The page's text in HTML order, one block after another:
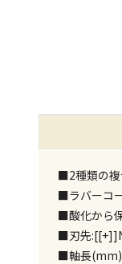
■2種類の複
■ラバーコ
■酸化から
■刃先
■軸長